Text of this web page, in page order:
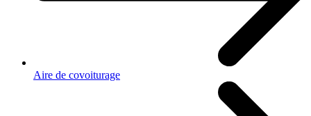
Aire de covoiturage